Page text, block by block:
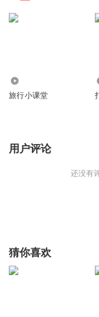
旅行小课堂
用户评论
还没有
猜你喜欢